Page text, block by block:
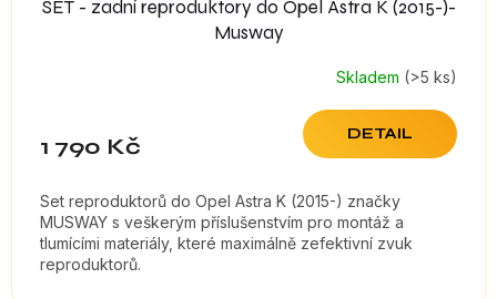
SET - zadní reproduktory do Opel Astra K (2015-)-
Musway
Skladem (>5 ks)
1 790 Kč DETAIL
Set reproduktorů do Opel Astra K (2015-) značky
MUSWAY s veškerým příslušenstvím pro montáž a
tlumícími materiály, které maximálně zefektivní zvuk
reproduktorů.